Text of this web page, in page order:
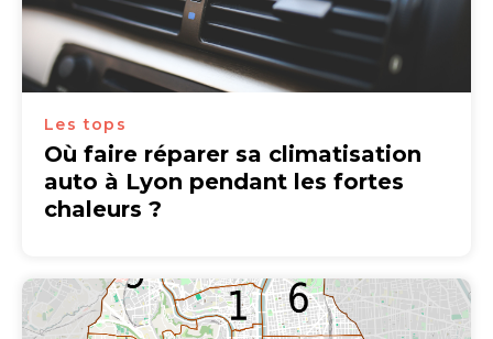
Les tops
Où faire réparer sa climatisation
auto à Lyon pendant les fortes
chaleurs ?